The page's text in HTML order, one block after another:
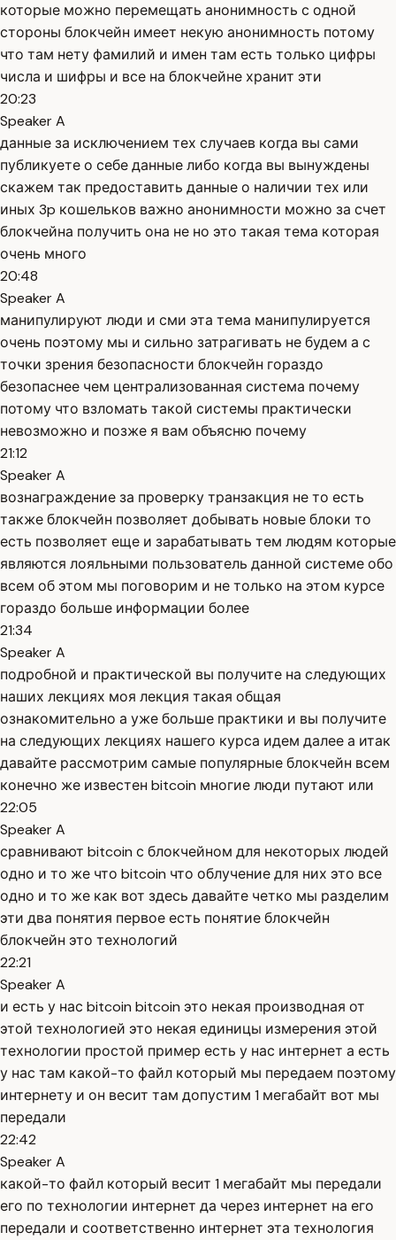
которые можно перемещать анонимность с одной
стороны блокчейн имеет некую анонимность потому
что там нету фамилий и имен там есть только цифры
числа и шифры и все на блокчейне хранит эти
20:23
Speaker A
данные за исключением тех случаев когда вы сами
публикуете о себе данные либо когда вы вынуждены
скажем так предоставить данные о наличии тех или
иных 3p кошельков важно анонимности можно за счет
блокчейна получить она не но это такая тема которая
очень много
20:48
Speaker A
манипулируют люди и сми эта тема манипулируется
очень поэтому мы и сильно затрагивать не будем а с
точки зрения безопасности блокчейн гораздо
безопаснее чем централизованная система почему
потому что взломать такой системы практически
невозможно и позже я вам объясню почему
21:12
Speaker A
вознаграждение за проверку транзакция не то есть
также блокчейн позволяет добывать новые блоки то
есть позволяет еще и зарабатывать тем людям которые
являются лояльными пользователь данной системе обо
всем об этом мы поговорим и не только на этом курсе
гораздо больше информации более
21:34
Speaker A
подробной и практической вы получите на следующих
наших лекциях моя лекция такая общая
ознакомительно а уже больше практики и вы получите
на следующих лекциях нашего курса идем далее а итак
давайте рассмотрим самые популярные блокчейн всем
конечно же известен bitcoin многие люди путают или
22:05
Speaker A
сравнивают bitcoin с блокчейном для некоторых людей
одно и то же что bitcoin что облучение для них это все
одно и то же как вот здесь давайте четко мы разделим
эти два понятия первое есть понятие блокчейн
блокчейн это технологий
22:21
Speaker A
и есть у нас bitcoin bitcoin это некая производная от
этой технологией это некая единицы измерения этой
технологии простой пример есть у нас интернет а есть
у нас там какой-то файл который мы передаем поэтому
интернету и он весит там допустим 1 мегабайт вот мы
передали
22:42
Speaker A
какой-то файл который весит 1 мегабайт мы передали
его по технологии интернет да через интернет на его
передали и соответственно интернет эта технология